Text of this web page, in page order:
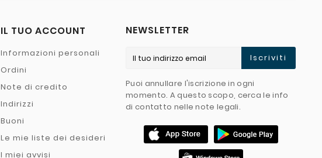
IL TUO ACCOUNT
Informazioni personali
Ordini
Note di credito
Indirizzi
Buoni
Le mie liste dei desideri
I miei avvisi
NEWSLETTER
Iscriviti
Puoi annullare l'iscrizione in ogni
momento. A questo scopo, cerca le info
di contatto nelle note legali.